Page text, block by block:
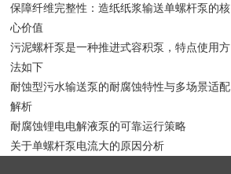
保障纤维完整性：造纸纸浆输送单螺杆泵的核
心价值
污泥螺杆泵是一种推进式容积泵，特点使用方
法如下
耐蚀型污水输送泵的耐腐蚀特性与多场景适配
解析
耐腐蚀锂电电解液泵的可靠运行策略
关于单螺杆泵电流大的原因分析